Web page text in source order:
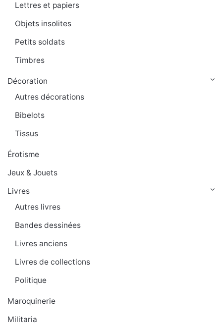
Lettres et papiers
Objets insolites
Petits soldats
Timbres
Décoration
Autres décorations
Bibelots
Tissus
Érotisme
Jeux & Jouets
Livres
Autres livres
Bandes dessinées
Livres anciens
Livres de collections
Politique
Maroquinerie
Militaria